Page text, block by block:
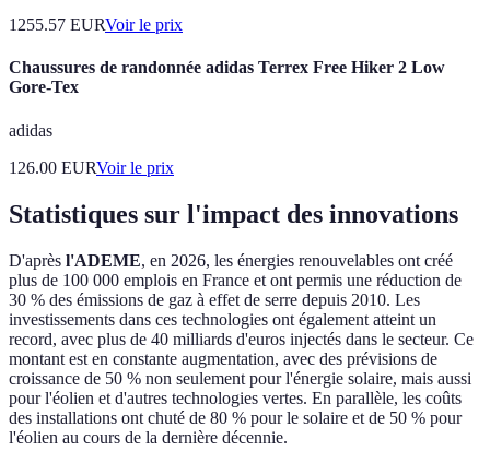
1255.57 EURVoir le prix
Chaussures de randonnée adidas Terrex Free Hiker 2 Low
Gore-Tex
adidas
126.00 EURVoir le prix
Statistiques sur l'impact des innovations
D'après l'ADEME, en 2026, les énergies renouvelables ont créé
plus de 100 000 emplois en France et ont permis une réduction de
30 % des émissions de gaz à effet de serre depuis 2010. Les
investissements dans ces technologies ont également atteint un
record, avec plus de 40 milliards d'euros injectés dans le secteur. Ce
montant est en constante augmentation, avec des prévisions de
croissance de 50 % non seulement pour l'énergie solaire, mais aussi
pour l'éolien et d'autres technologies vertes. En parallèle, les coûts
des installations ont chuté de 80 % pour le solaire et de 50 % pour
l'éolien au cours de la dernière décennie.